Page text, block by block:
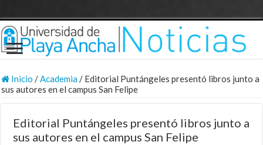
Inicio /Academia/ Editorial Puntángeles presentó libros junto a
sus autores en el campus San Felipe
Editorial Puntángeles presentó libros junto a
sus autores en el campus San Felipe